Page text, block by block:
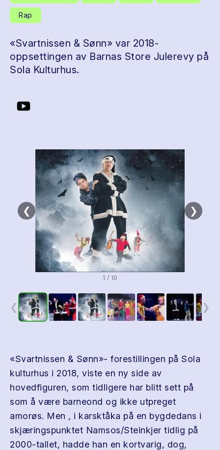
Rap
«Svartnissen & Sønn» var 2018-
oppsettingen av Barnas Store Julerevy på
Sola Kulturhus.
❮ ❯
1 / 10
❮ ❯
«Svartnissen & Sønn»- forestillingen på Sola
kulturhus i 2018, viste en ny side av
hovedfiguren, som tidligere har blitt sett på
som å være barneond og ikke utpreget
amorøs. Men , i karsktåka på en bygdedans i
skjæringspunktet Namsos/Steinkjer tidlig på
2000-tallet, hadde han en kortvarig, dog,